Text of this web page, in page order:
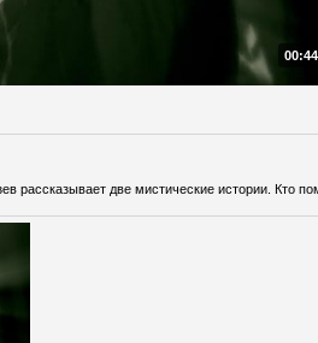
рассказывает две мистические истории. Кто